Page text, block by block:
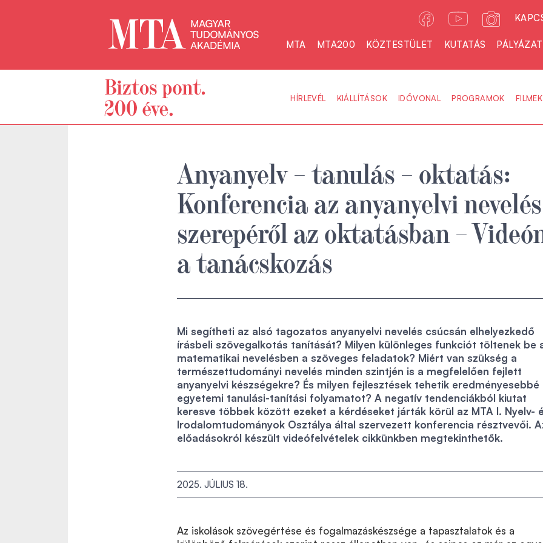
MTA MTA200 KÖZTESTÜLET KUTATÁS
HÍRLEVÉL KIÁLLÍTÁSOK IDŐVONAL PROGRAMOK FILMEK
Anyanyelv – tanulás – oktatás:
Konferencia az anyanyelvi nevelés
szerepéről az oktatásban –
a tanácskozás
Mi segítheti az alsó tagozatos anyanyelvi nevelés csúcsán elhelyezkedő
írásbeli szövegalkotás tanítását? Milyen különleges funkciót töltenek be
matematikai nevelésben a szöveges feladatok? Miért van szükség a
természettudományi nevelés minden szintjén is a megfelelően fejlett
anyanyelvi készségekre? És milyen fejlesztések tehetik eredményesebbé
egyetemi tanulási-tanítási folyamatot? A negatív tendenciákból kiutat
keresve többek között ezeket a kérdéseket járták körül az MTA I. Nyelv-
Irodalomtudományok Osztálya által szervezett konferencia résztvevői.
előadásokról készült videófelvételek cikkünkben megtekinthetők.
2025. JÚLIUS 18.
Az iskolások szövegértése és fogalmazáskészsége a tapasztalatok és a